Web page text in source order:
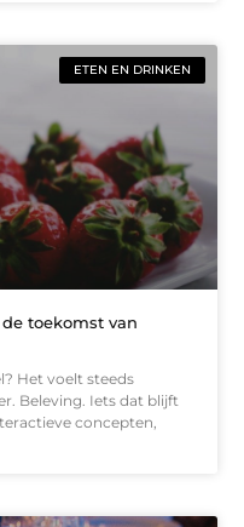
ETEN EN DRINKEN
toekomst van
Het voelt steeds
Beleving. Iets dat blijft
concepten,